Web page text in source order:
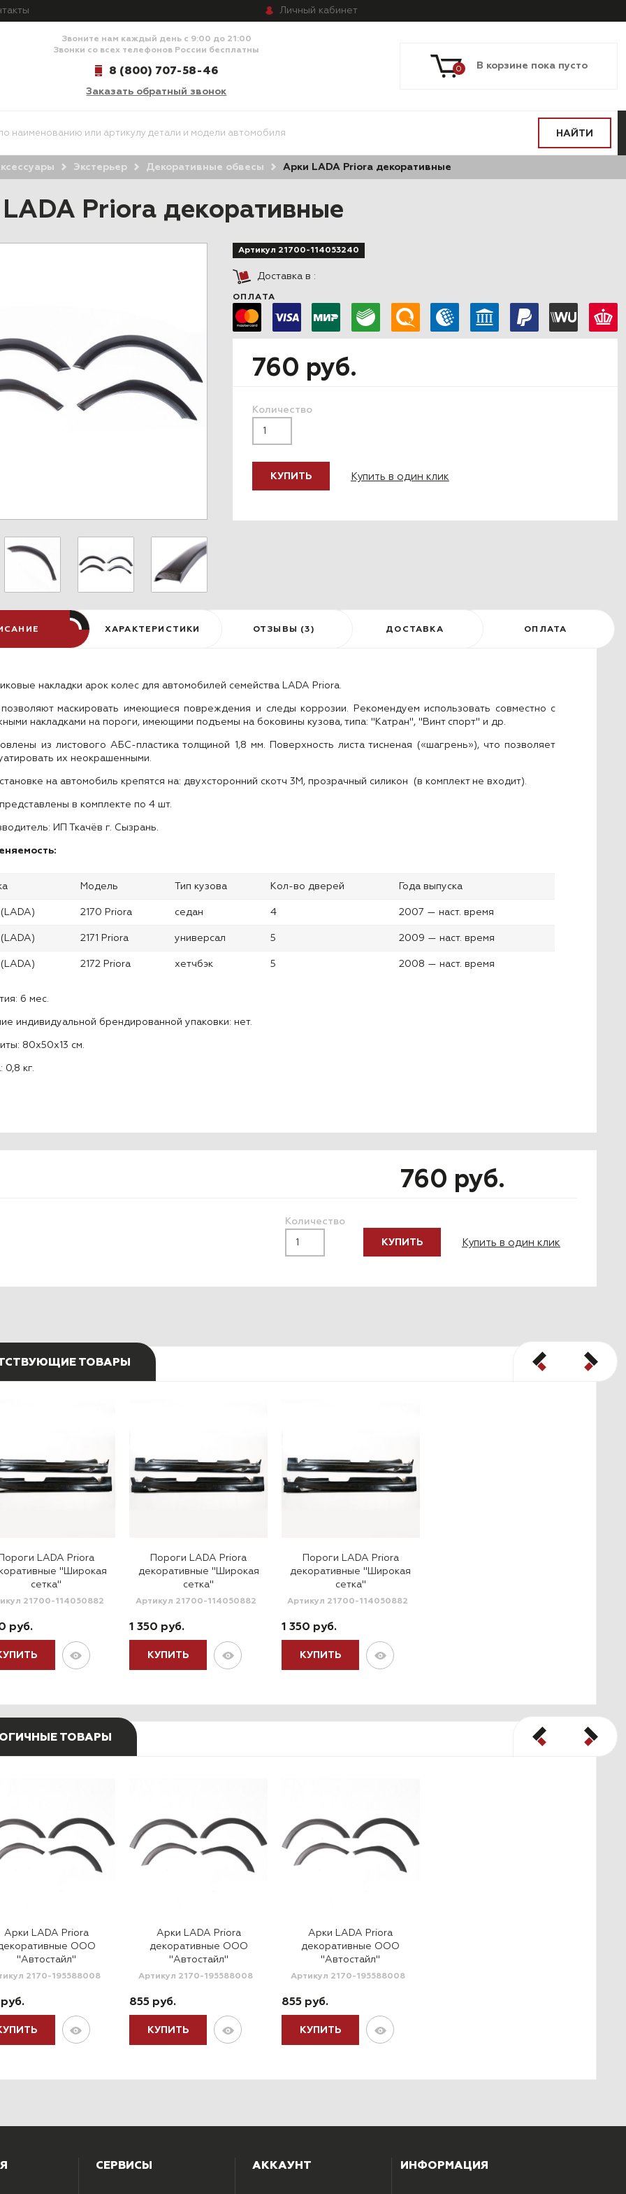
Личный кабинет
Звоните нам каждый день с 9:00 до 21:00
Звонки со всех телефонов России бесплатны
8 (800) 707-58-46
Заказать обратный звонок
0 В корзине пока пусто
НАЙТИ
Экстерьер Декоративные обвесы Арки LADA Priora декоративные
Priora декоративные
Артикул 21700-114053240
Доставка в :
ОПЛАТА
760 руб.
Количество
КУПИТЬ Купить в один клик
ХАРАКТЕРИСТИКИ ОТЗЫВЫ (3) ДОСТАВКА ОПЛАТА
накладки арок колес для автомобилей семейства LADA Priora.
маскировать имеющиеся повреждения и следы коррозии. Рекомендуемиспользовать совместно с
накладками на пороги, имеющими подъемы на боковины кузова, типа: "Катран", "Винт спорт" и др.
из листового АБС-пластика толщиной 1,8 мм. Поверхность листа тисненая («шагрень»), что позволяет
их неокрашенными.
на автомобиль крепятся на: двухсторонний скотч 3М, прозрачный силикон (в комплект не входит).
в комплекте по 4 шт.
ИП Ткачёв г. Сызрань.
Модель Тип кузова Кол-во дверей Года выпуска
2170 Priora седан 4 2007 — наст. время
2171 Priora универсал 5 2009 — наст. время
2172 Priora хетчбэк 5 2008 — наст. время
6 мес.
индивидуальной брендированной упаковки: нет.
80x50x13 см.
0,8 кг.
760 руб.
Количество
КУПИТЬ Купить в один клик
ТОВАРЫ
LADA Priora
"Широкая
сетка"
21700-114050882
руб.
Пороги LADA Priora
декоративные "Широкая
сетка"
Артикул 21700-114050882
1 350 руб.
КУПИТЬ
Пороги LADA Priora
декоративные "Широкая
сетка"
Артикул 21700-114050882
1 350 руб.
КУПИТЬ
ТОВАРЫ
Арки LADA Priora
ООО
"Автостайл"
2170-195588008
Арки LADA Priora
декоративные ООО
"Автостайл"
Артикул 2170-195588008
855 руб.
КУПИТЬ
Арки LADA Priora
декоративные ООО
"Автостайл"
Артикул 2170-195588008
855 руб.
КУПИТЬ
СЕРВИСЫ АККАУНТ ИНФОРМАЦИЯ